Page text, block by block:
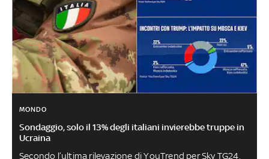
MONDO
Sondaggio, solo il 13% degli italiani invierebbe truppe in
Ucraina
Secondo l’ultima rilevazione di YouTrend per Sky TG24,